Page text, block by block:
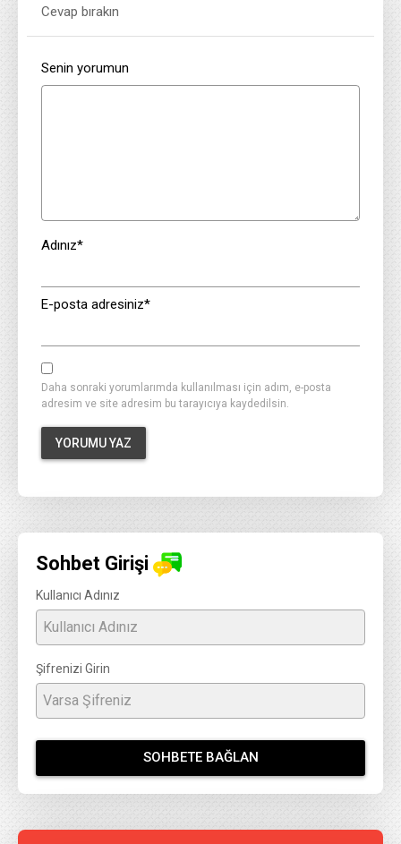
Cevap bırakın
Senin yorumun
Adınız*
E-posta adresiniz*
Daha sonraki yorumlarımda kullanılması için adım, e-posta
adresim ve site adresim bu tarayıcıya kaydedilsin.
Sohbet Girişi
Kullanıcı Adınız
Şifrenizi Girin
SOHBETE BAĞLAN